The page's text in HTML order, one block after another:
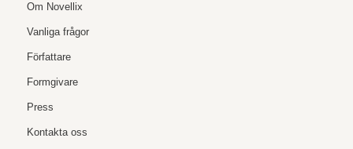
Om Novellix
Vanliga frågor
Författare
Formgivare
Press
Kontakta oss